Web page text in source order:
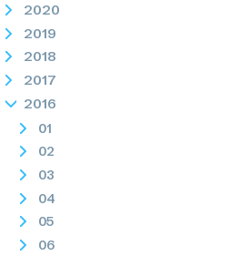
2020
2019
2018
2017
2016
01
02
03
04
05
06